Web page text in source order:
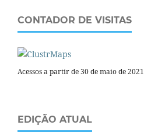
CONTADOR DE VISITAS
Acessos a partir de 30 de maio de 2021
EDIÇÃO ATUAL